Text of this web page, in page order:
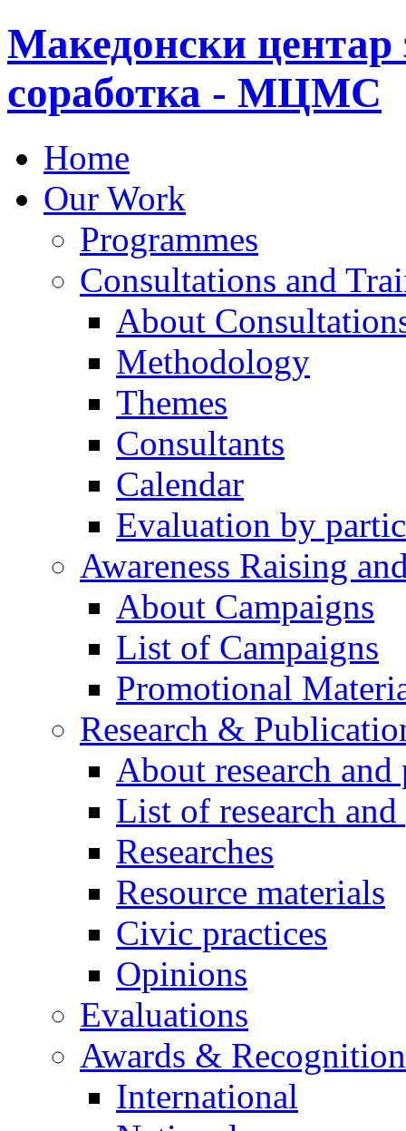
Македонски центар
соработка - МЦМС
Home
Our Work
Programmes
Consultations and
About
Methodology
Themes
Consultants
Calendar
Evaluation by
Awareness Raising
About Campaigns
List of Campaigns
Promotional
Research &
About research
List of research
Researches
Resource materials
Civic practices
Opinions
Evaluations
Awards &
International